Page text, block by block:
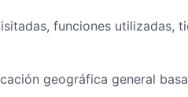
funciones utilizadas,
geográfica general